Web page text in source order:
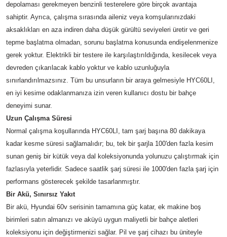
depolaması gerekmeyen benzinli testerelere göre birçok avantaja
sahiptir. Ayrıca, çalışma sırasında aileniz veya komşularınızdaki
aksaklıkları en aza indiren daha düşük gürültü seviyeleri üretir ve geri
tepme başlatma olmadan, sorunu başlatma konusunda endişelenmenize
gerek yoktur. Elektrikli bir testere ile karşılaştırıldığında, kesilecek veya
devreden çıkarılacak kablo yoktur ve kablo uzunluğuyla
sınırlandırılmazsınız. Tüm bu unsurların bir araya gelmesiyle HYC60LI,
en iyi kesime odaklanmanıza izin veren kullanıcı dostu bir bahçe
deneyimi sunar.
Uzun Çalışma Süresi
Normal çalışma koşullarında HYC60LI, tam şarj başına 80 dakikaya
kadar kesme süresi sağlamalıdır; bu, tek bir şarjla 100'den fazla kesim
sunan geniş bir kütük veya dal koleksiyonunda yolunuzu çalıştırmak için
fazlasıyla yeterlidir. Sadece saatlik şarj süresi ile 1000'den fazla şarj için
performans gösterecek şekilde tasarlanmıştır.
Bir Akü, Sınırsız Yakıt
Bir akü, Hyundai 60v serisinin tamamına güç katar, ek makine boş
birimleri satın almanızı ve aküyü uygun maliyetli bir bahçe aletleri
koleksiyonu için değiştirmenizi sağlar. Pil ve şarj cihazı bu üniteyle